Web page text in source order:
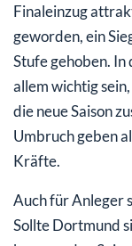
Finaleinzug
geworden, ein
Stufe gehoben.
allem wichtig
die neue Saison
Umbruch geben
Kräfte.
Auch für Anleger
Sollte Dortmund